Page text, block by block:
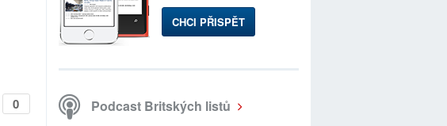
0
CHCI PŘISPĚT
Podcast Britských listů